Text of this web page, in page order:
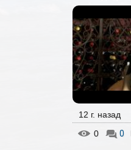
12 г. назад
0
0